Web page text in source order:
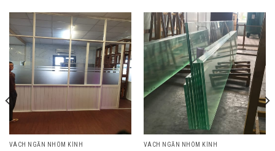
VÁCH NGĂN NHÔM KÍNH VÁCH NGĂN NHÔM KÍNH